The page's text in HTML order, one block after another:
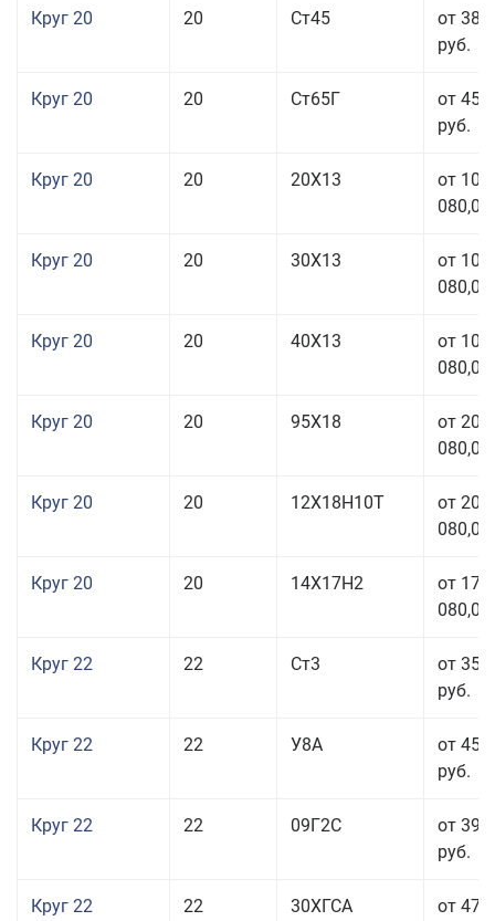
Круг 20 20 Ст45
от 38
руб.
Круг 20 20 Ст65Г
от 45
руб.
Круг 20 20 20Х13
от 103
080,00
Круг 20 20 30Х13
от 103
080,00
Круг 20 20 40Х13
от 103
080,00
Круг 20 20 95Х18
от 208
080,00
Круг 20 20 12Х18Н10Т
от 209
080,00
Круг 20 20 14Х17Н2
от 175
080,00
Круг 22 22 Ст3
от 35
руб.
Круг 22 22 У8А
от 45
руб.
Круг 22 22 09Г2С
от 39
руб.
Круг 22 22 30ХГСА
от 47